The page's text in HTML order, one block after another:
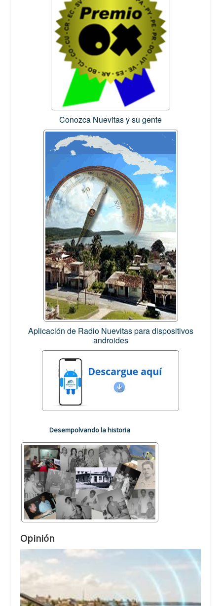
Conozca Nuevitas y su gente
Aplicación de Radio Nuevitas para dispositivos
androides
Desempolvando la historia
Opinión